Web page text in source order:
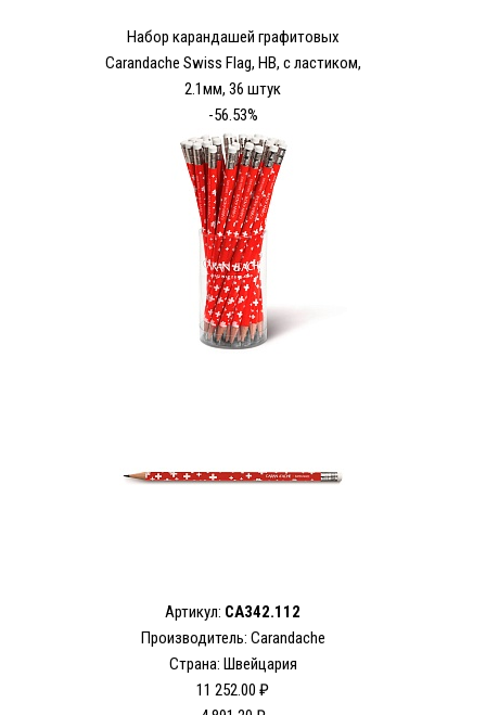
Набор карандашей графитовых
Carandache Swiss Flag, HB, с ластиком,
2.1мм, 36 штук
-56.53%
Артикул: CA342.112
Производитель: Carandache
Страна: Швейцария
11 252.00 ₽